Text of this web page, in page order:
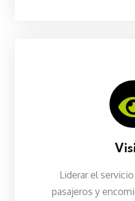
Liderar el
pasajeros y